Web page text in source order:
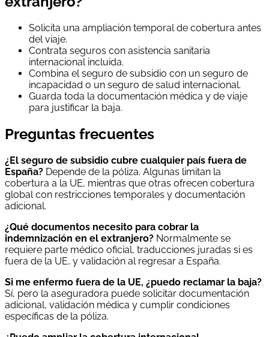
Solicita una ampliación temporal de cobertura antes
del viaje.
Contrata seguros con asistencia sanitaria
internacional incluida.
Combina el seguro de subsidio con un seguro de
incapacidad o un seguro de salud internacional.
Guarda toda la documentación médica y de viaje
para justificar la baja.
Preguntas frecuentes
¿El seguro de subsidio cubre cualquier país fuera de
España? Depende de la póliza. Algunas limitan la
cobertura a la UE, mientras que otras ofrecen cobertura
global con restricciones temporales y documentación
adicional.
¿Qué documentos necesito para cobrar la
indemnización en el extranjero? Normalmente se
requiere parte médico oficial, traducciones juradas si es
fuera de la UE, y validación al regresar a España.
Si me enfermo fuera de la UE, ¿puedo reclamar la baja?
Sí, pero la aseguradora puede solicitar documentación
adicional, validación médica y cumplir condiciones
específicas de la póliza.